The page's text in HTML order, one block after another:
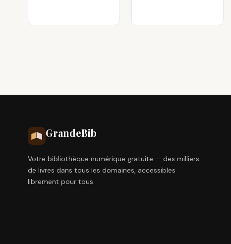
GrandeBib
Votre bibliothèque numérique gratuite — des milliers
de livres dans tous les domaines, accessibles
librement pour tous.